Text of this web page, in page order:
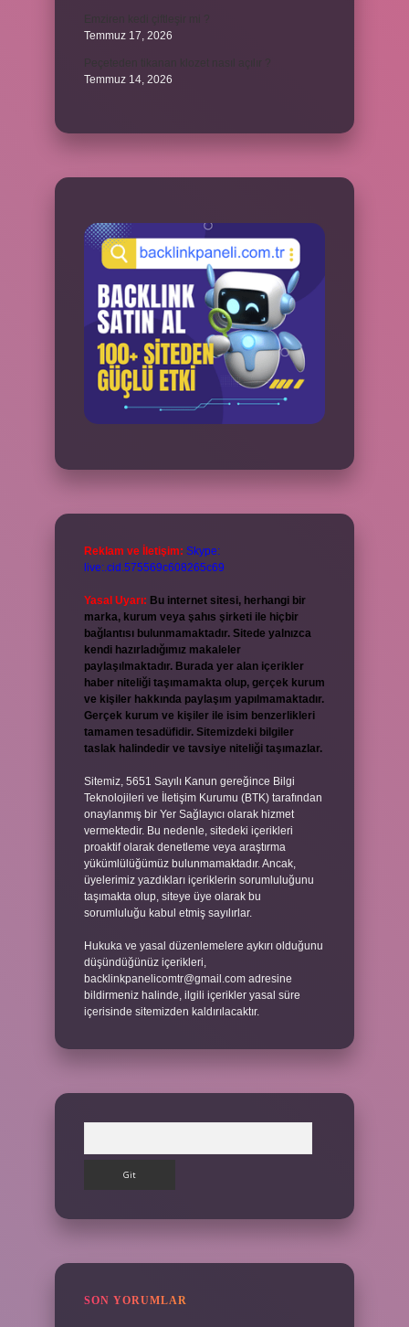
Temmuz 17, 2026
Temmuz 14, 2026
Reklam ve İletişim: Skype:
live:.cid.575569c608265c69
Yasal Uyarı: Bu internet sitesi, herhangi bir
marka, kurum veya şahıs şirketi ile hiçbir
bağlantısı bulunmamaktadır. Sitede yalnızca
kendi hazırladığımız makaleler
paylaşılmaktadır. Burada yer alan içerikler
haber niteliği taşımamakta olup, gerçek kurum
ve kişiler hakkında paylaşım yapılmamaktadır.
Gerçek kurum ve kişiler ile isim benzerlikleri
tamamen tesadüfidir. Sitemizdeki bilgiler
taslak halindedir ve tavsiye niteliği taşımazlar.
Sitemiz, 5651 Sayılı Kanun gereğince Bilgi
Teknolojileri ve İletişim Kurumu (BTK) tarafından
onaylanmış bir Yer Sağlayıcı olarak hizmet
vermektedir. Bu nedenle, sitedeki içerikleri
proaktif olarak denetleme veya araştırma
yükümlülüğümüz bulunmamaktadır. Ancak,
üyelerimiz yazdıkları içeriklerin sorumluluğunu
taşımakta olup, siteye üye olarak bu
sorumluluğu kabul etmiş sayılırlar.
Hukuka ve yasal düzenlemelere aykırı olduğunu
düşündüğünüz içerikleri,
backlinkpanelicomtr@gmail.com adresine
bildirmeniz halinde, ilgili içerikler yasal süre
içerisinde sitemizden kaldırılacaktır.
SON YORUMLAR